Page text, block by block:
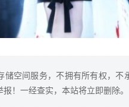
空间服务，不拥有所有权，不
！一经查实，本站将立即删除。